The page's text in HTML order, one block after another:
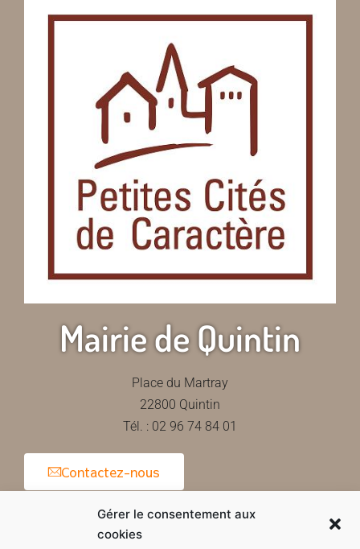
Gérer le consentement aux
cookies
Mairie de Quintin
Place du Martray
22800 Quintin
Tél. : 02 96 74 84 01
Contactez-nous